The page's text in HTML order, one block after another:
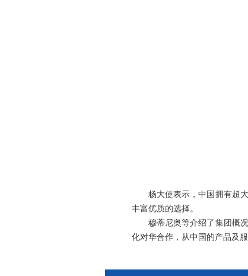
杨大使表示，中国拥有超
丰富优质的选择。
穆蒂尼奥等介绍了集团概
化对华合作，从中国的产品及